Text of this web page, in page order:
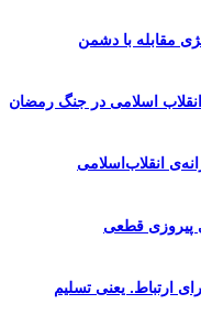
با دشمن
اسلامی در جنگ رمضان
قطعی
یعنی تسلیم